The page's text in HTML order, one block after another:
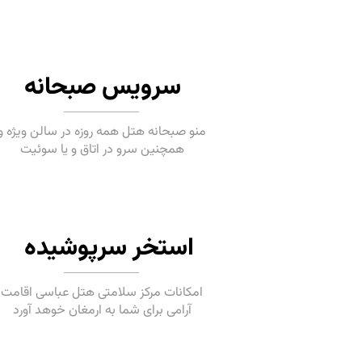
سرویس صبحانه
منو صبحانه هتل همه روزه در سالن ویژه
همچنین سرو در اتاق و یا سوئیت
استخر سرپوشیده
امکانات مرکز سلامتی هتل عباسی اقامت
آرامی برای شما به ارمغان خوهد آورد